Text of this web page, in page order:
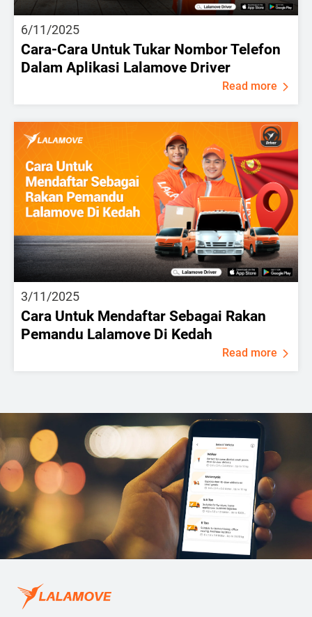
6/11/2025
Cara-Cara Untuk Tukar Nombor Telefon
Dalam Aplikasi Lalamove Driver
Read more
3/11/2025
Cara Untuk Mendaftar Sebagai Rakan
Pemandu Lalamove Di Kedah
Read more